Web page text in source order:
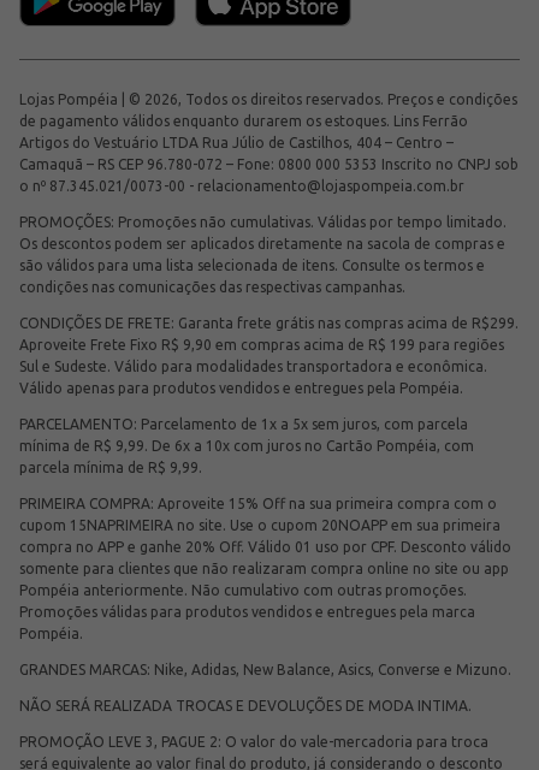
Lojas Pompéia | © 2026, Todos os direitos reservados. Preços e condições
de pagamento válidos enquanto durarem os estoques. Lins Ferrão
Artigos do Vestuário LTDA Rua Júlio de Castilhos, 404 – Centro –
Camaquã – RS CEP 96.780-072 – Fone: 0800 000 5353 Inscrito no CNPJ sob
o nº 87.345.021/0073-00 - relacionamento@lojaspompeia.com.br
PROMOÇÕES: Promoções não cumulativas. Válidas por tempo limitado.
Os descontos podem ser aplicados diretamente na sacola de compras e
são válidos para uma lista selecionada de itens. Consulte os termos e
condições nas comunicações das respectivas campanhas.
CONDIÇÕES DE FRETE: Garanta frete grátis nas compras acima de R$299.
Aproveite Frete Fixo R$ 9,90 em compras acima de R$ 199 para regiões
Sul e Sudeste. Válido para modalidades transportadora e econômica.
Válido apenas para produtos vendidos e entregues pela Pompéia.
PARCELAMENTO: Parcelamento de 1x a 5x sem juros, com parcela
mínima de R$ 9,99. De 6x a 10x com juros no Cartão Pompéia, com
parcela mínima de R$ 9,99.
PRIMEIRA COMPRA: Aproveite 15% Off na sua primeira compra com o
cupom 15NAPRIMEIRA no site. Use o cupom 20NOAPP em sua primeira
compra no APP e ganhe 20% Off. Válido 01 uso por CPF. Desconto válido
somente para clientes que não realizaram compra online no site ou app
Pompéia anteriormente. Não cumulativo com outras promoções.
Promoções válidas para produtos vendidos e entregues pela marca
Pompéia.
GRANDES MARCAS: Nike, Adidas, New Balance, Asics, Converse e Mizuno.
NÃO SERÁ REALIZADA TROCAS E DEVOLUÇÕES DE MODA INTIMA.
PROMOÇÃO LEVE 3, PAGUE 2: O valor do vale-mercadoria para troca
será equivalente ao valor final do produto, já considerando o desconto